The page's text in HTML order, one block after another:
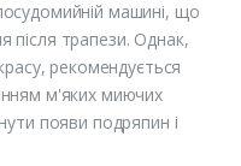
машині, що
після трапези. Однак,
рекомендується
м'яких миючих
появи подряпин і